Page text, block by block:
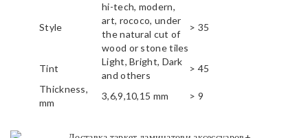
Style
hi-tech, modern,
art, rococo, under
the natural cut of
wood or stone tiles
> 35
Tint
Light, Bright, Dark
and others
> 45
Thickness,
mm
3,6,9,10,15 mm > 9